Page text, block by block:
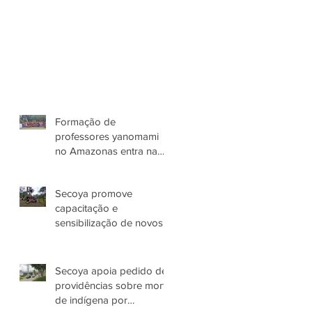
Formação de
professores yanomami
no Amazonas entra na
Secoya promove
capacitação e
sensibilização de novos
Secoya apoia pedido de
providências sobre morte
de indígena por